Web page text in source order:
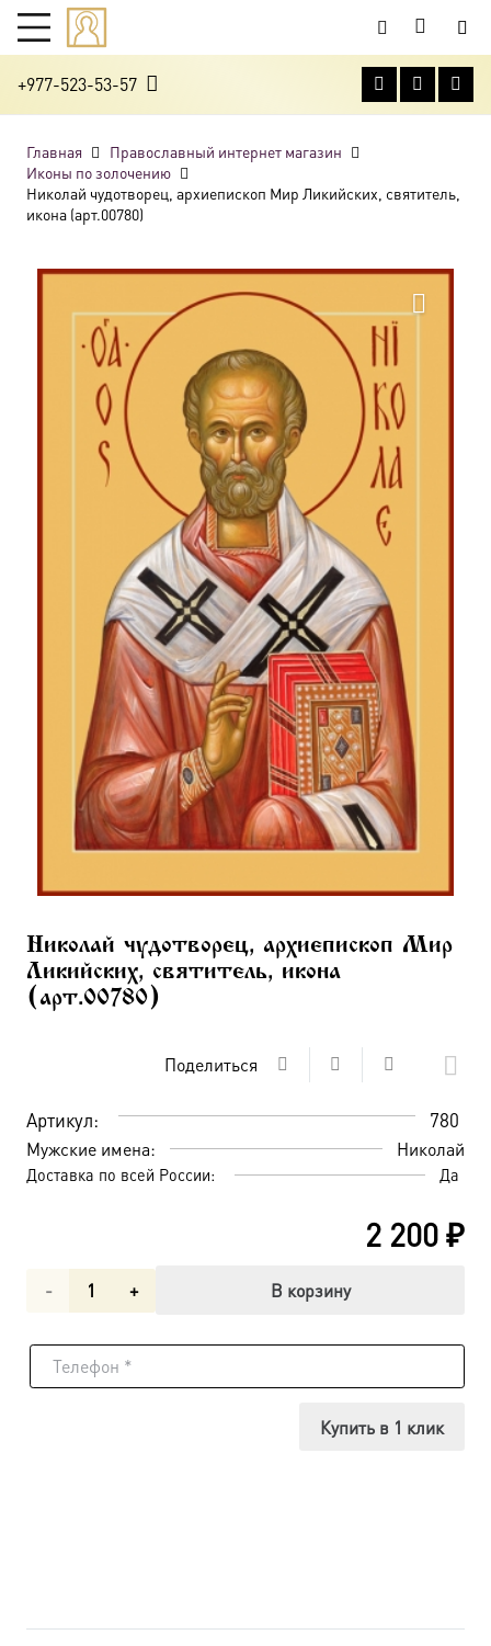
+977-523-53-57
Главная
Православный интернет магазин
Иконы по золочению
Николай чудотворец, архиепископ Мир Ликийских, святитель,
икона (арт.00780)
Николай чудотворец, архиепископ Мир
Ликийских, святитель, икона
(арт.00780)
Поделиться
Артикул: 780
Мужские имена: Николай
Доставка по всей России: Да
2 200₽
Количество
Николай
В корзину
Купить в 1 клик